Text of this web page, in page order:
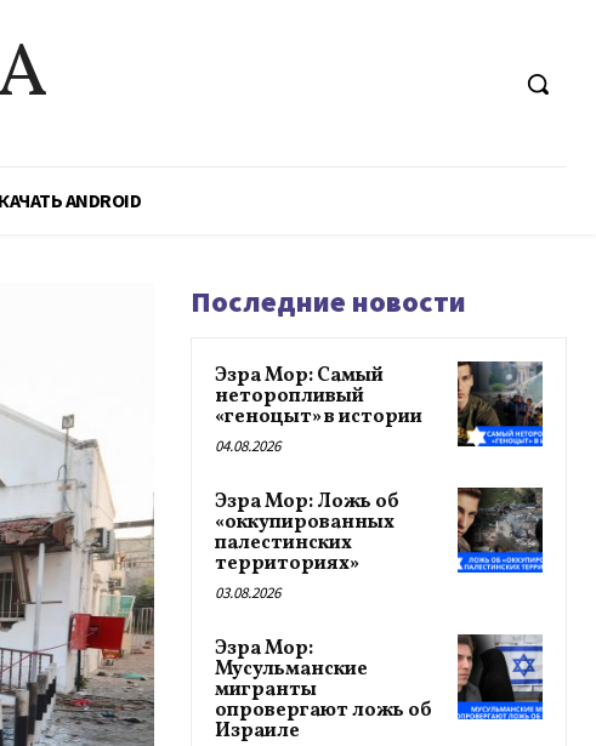
ANDROID
Последние новости
Эзра Мор: Самый
неторопливый
«геноцыт» в истории
04.08.2026
Эзра Мор: Ложь об
«оккупированных
палестинских
территориях»
03.08.2026
Эзра Мор:
Мусульманские
мигранты
опровергают ложь об
Израиле